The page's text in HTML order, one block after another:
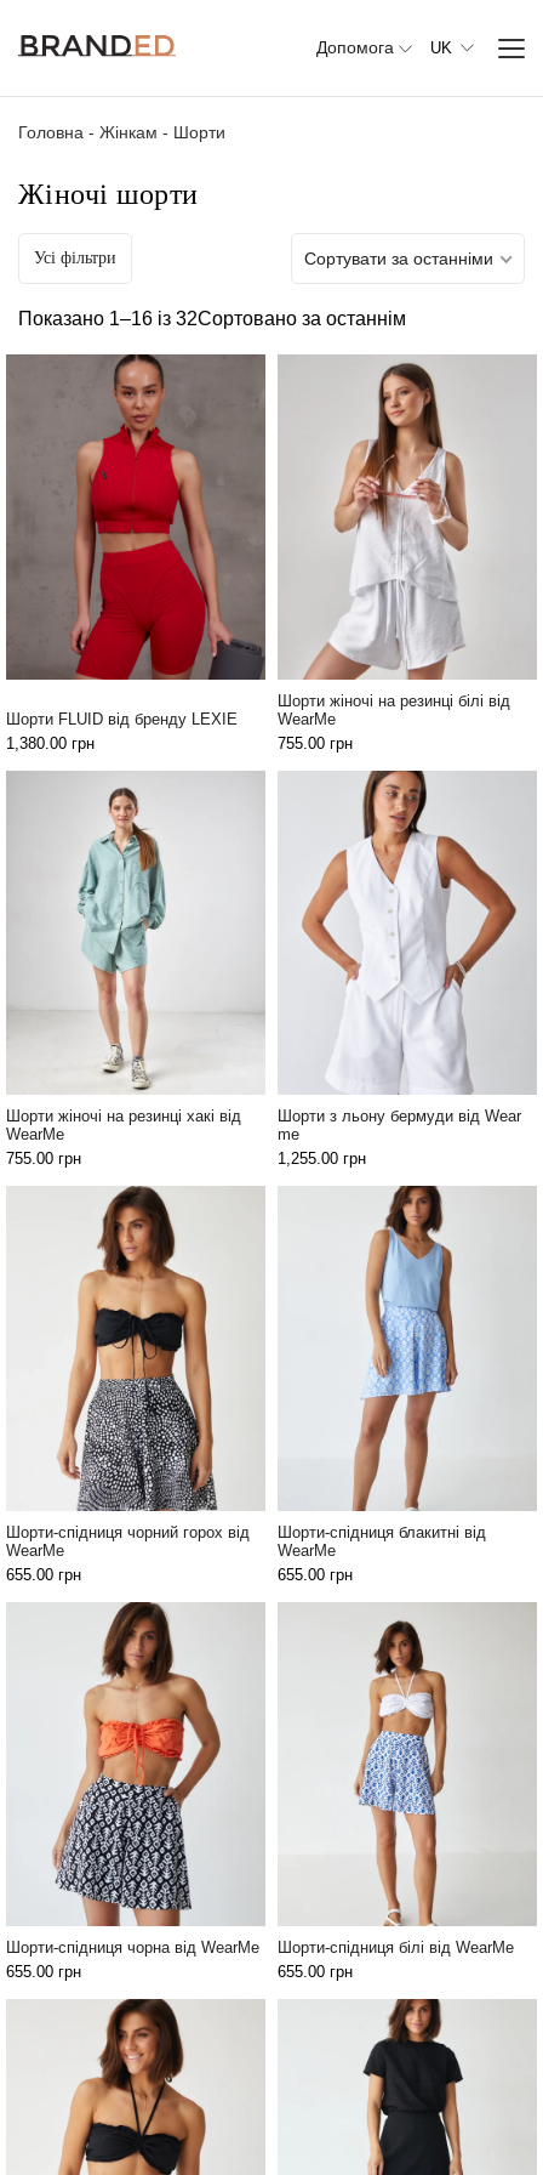
Допомога UK
Весь
одяг
Джемпери,
светри та
кардигани
Комплекти
повсякденні
костюми
Спортивні
костюми
та
Піджаки
костюми
Футболки
та
брюки
Спідня
білизна
Жіночі
сумки
Туніки та
комбінезони
Шорти
Спідниці
Головна - Жінкам - Шорти
Жіночі шорти
Усі фільтри Сортувати за останніми
Показано 1–16 із 32Сортовано за останнім
Шорти FLUID від бренду LEXIE
1,380.00 грн
Шорти жіночі на резинці білі від
WearMe
755.00 грн
Шорти жіночі на резинці хакі від
WearMe
755.00 грн
Шорти з льону бермуди від Wear
me
1,255.00 грн
Шорти-спідниця чорний горох від
WearMe
655.00 грн
Шорти-спідниця блакитні від
WearMe
655.00 грн
Шорти-спідниця чорна від WearMe
655.00 грн
Шорти-спідниця білі від WearMe
655.00 грн